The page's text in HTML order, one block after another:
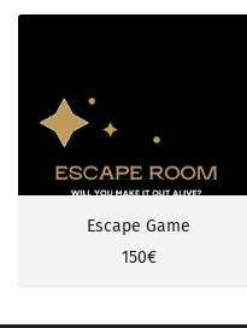
Escape Game
150€